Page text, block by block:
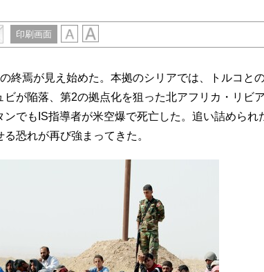
印刷画面
終焉が見え始めた。本拠のシリアでは、トルコと
が陥落、第2の拠点化を狙った北アフリカ・リビ
でもIS指導者が米空爆で死亡した。追い詰められ
せる恐れが再び強まってきた。